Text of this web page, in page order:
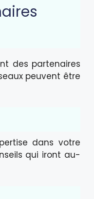
des partenaires
peuvent être
dans votre
qui iront au-